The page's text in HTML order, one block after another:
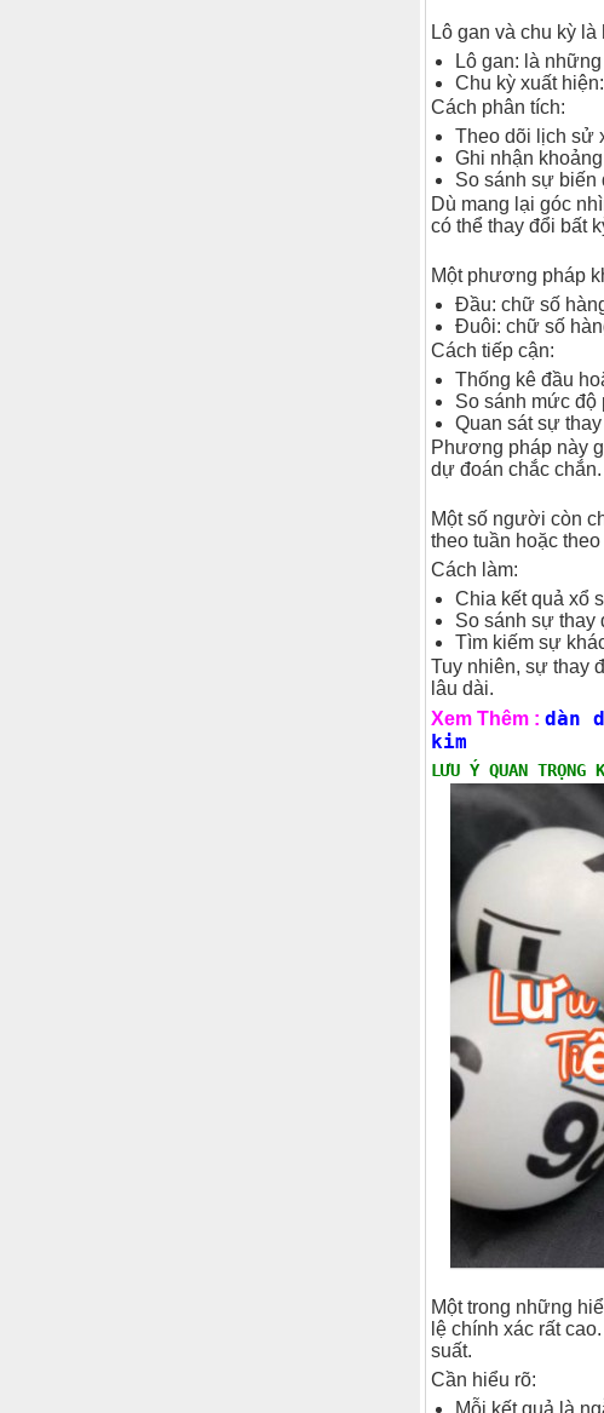
Lô gan và chu kỳ
Lô gan: là
Chu kỳ xuất
Cách phân tích:
Theo dõi lịch sử
Ghi nhận
So sánh sự biến
Dù mang lại góc
có thể thay đổi bất
Một phương pháp
Đầu: chữ số
Đuôi: chữ số
Cách tiếp cận:
Thống kê đầu
So sánh mức độ
Quan sát sự
Phương pháp này
dự đoán chắc chắn.
Một số người còn
theo tuần hoặc theo
Cách làm:
Chia kết quả xổ
So sánh sự thay
Tìm kiếm sự
Tuy nhiên, sự thay
lâu dài.
Xem Thêm : dàn
kim
LƯU Ý QUAN TRỌNG
Một trong những
lệ chính xác rất
suất.
Cần hiểu rõ: